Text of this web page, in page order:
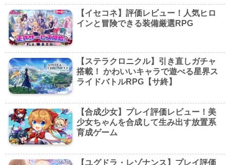
【イセコネ】評価レビュー！人気ヒロ
インと冒険できる装備厳選RPG
【ステラクロニクル】引き直しガチャ
搭載！ かわいいキャラで遊べる星界ス
ライドバトルRPG【サ終】
【合成少女】プレイ評価レビュー！美
少女ちゃんを合成して生み出す放置系
育成ゲーム
【ユグドラ・レゾナンス】プレイ評価